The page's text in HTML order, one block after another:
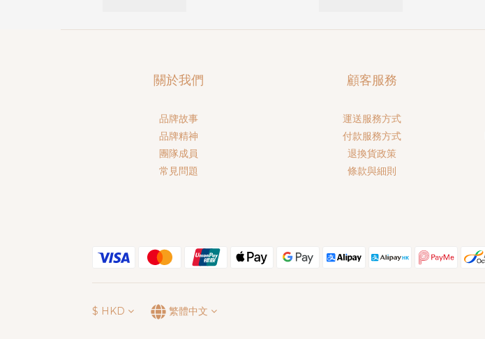
關於我們
品牌故事
品牌精神
團隊成員
常見問題
顧客服務
運送服務方式
付款服務方式
退換貨政策
條款與細則
$ HKD 繁體中文